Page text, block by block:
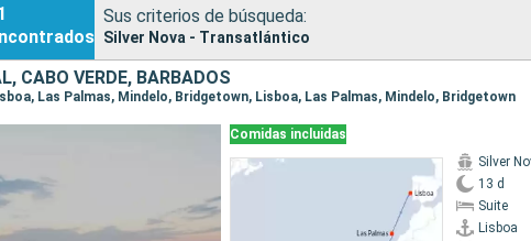
Sus criterios de búsqueda:
Silver Nova - Transatlántico
CABO VERDE, BARBADOS
Las Palmas, Mindelo, Bridgetown, Lisboa, Las Palmas, Mindelo, Bridgetown
Comidas incluidas
Silver
13 d
Suite
Lisboa